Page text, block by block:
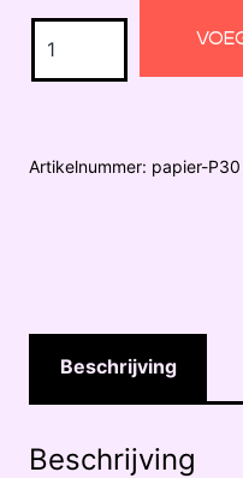
Artikelnummer: papier-P30
Beschrijving
Beschrijving